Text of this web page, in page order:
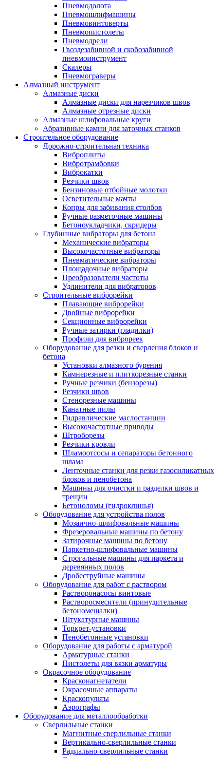
Пневмодолота
Пневмошлифмашины
Пневмовинтоверты
Пневмопистолеты
Пневмодрели
Гвоздезабивной и скобозабивной
пневмоинструмент
Скалеры
Пневмограверы
Алмазный инструмент
Алмазные диски
Алмазные диски для нарезчиков швов
Алмазные отрезные диски
Алмазные шлифовальные круги
Абразивные камни для заточных станков
Строительное оборудование
Дорожно-строительная техника
Виброплиты
Вибротрамбовки
Виброкатки
Резчики швов
Бензиновые отбойные молотки
Осветительные мачты
Копры для забивания столбов
Ручные разметочные машины
Бетоноукладчики, скридеры
Глубинные вибраторы для бетона
Механические вибраторы
Высокочастотные вибраторы
Пневматические вибраторы
Площадочные вибраторы
Преобразователи частоты
Удлинители для вибраторов
Строительные виброрейки
Плавающие виброрейки
Двойные виброрейки
Секционные виброрейки
Ручные затирки (гладилки)
Профили для виброреек
Оборудование для резки и сверления блоков и
бетона
Установки алмазного бурения
Камнерезные и плиткорезные станки
Ручные резчики (бензорезы)
Резчики швов
Стенорезные машины
Канатные пилы
Гидравлические маслостанции
Высокочастотные приводы
Штроборезы
Резчики кровли
Шламоотсосы и сепараторы бетонного
шлама
Ленточные станки для резки газосиликатных
блоков и пенобетона
Машины для очистки и разделки швов и
трещин
Бетоноломы (гидроклинья)
Оборудование для устройства полов
Мозаично-шлифовальные машины
Фрезеровальные машины по бетону
Затирочные машины по бетону
Паркетно-шлифовальные машины
Строгальные машины для паркета и
деревянных полов
Дробеструйные машины
Оборудование для работ с раствором
Растворонасосы винтовые
Растворосмесители (принудительные
бетономешалки)
Штукатурные машины
Торкрет-установки
Пенобетонные установки
Оборудование для работы с арматурой
Арматурные станки
Пистолеты для вязки арматуры
Окрасочное оборудование
Красконагнетатели
Окрасочные аппараты
Краскопульты
Аэрографы
Оборудование для металлообработки
Сверлильные станки
Магнитные сверлильные станки
Вертикально-сверлильные станки
Радиально-сверлильные станки